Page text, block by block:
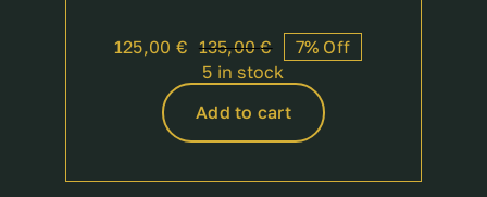
135,00€Original
price
135,00 €.
125,00 €
Current
price
125,00 €.
7% Off
5 in stock
Add to cart